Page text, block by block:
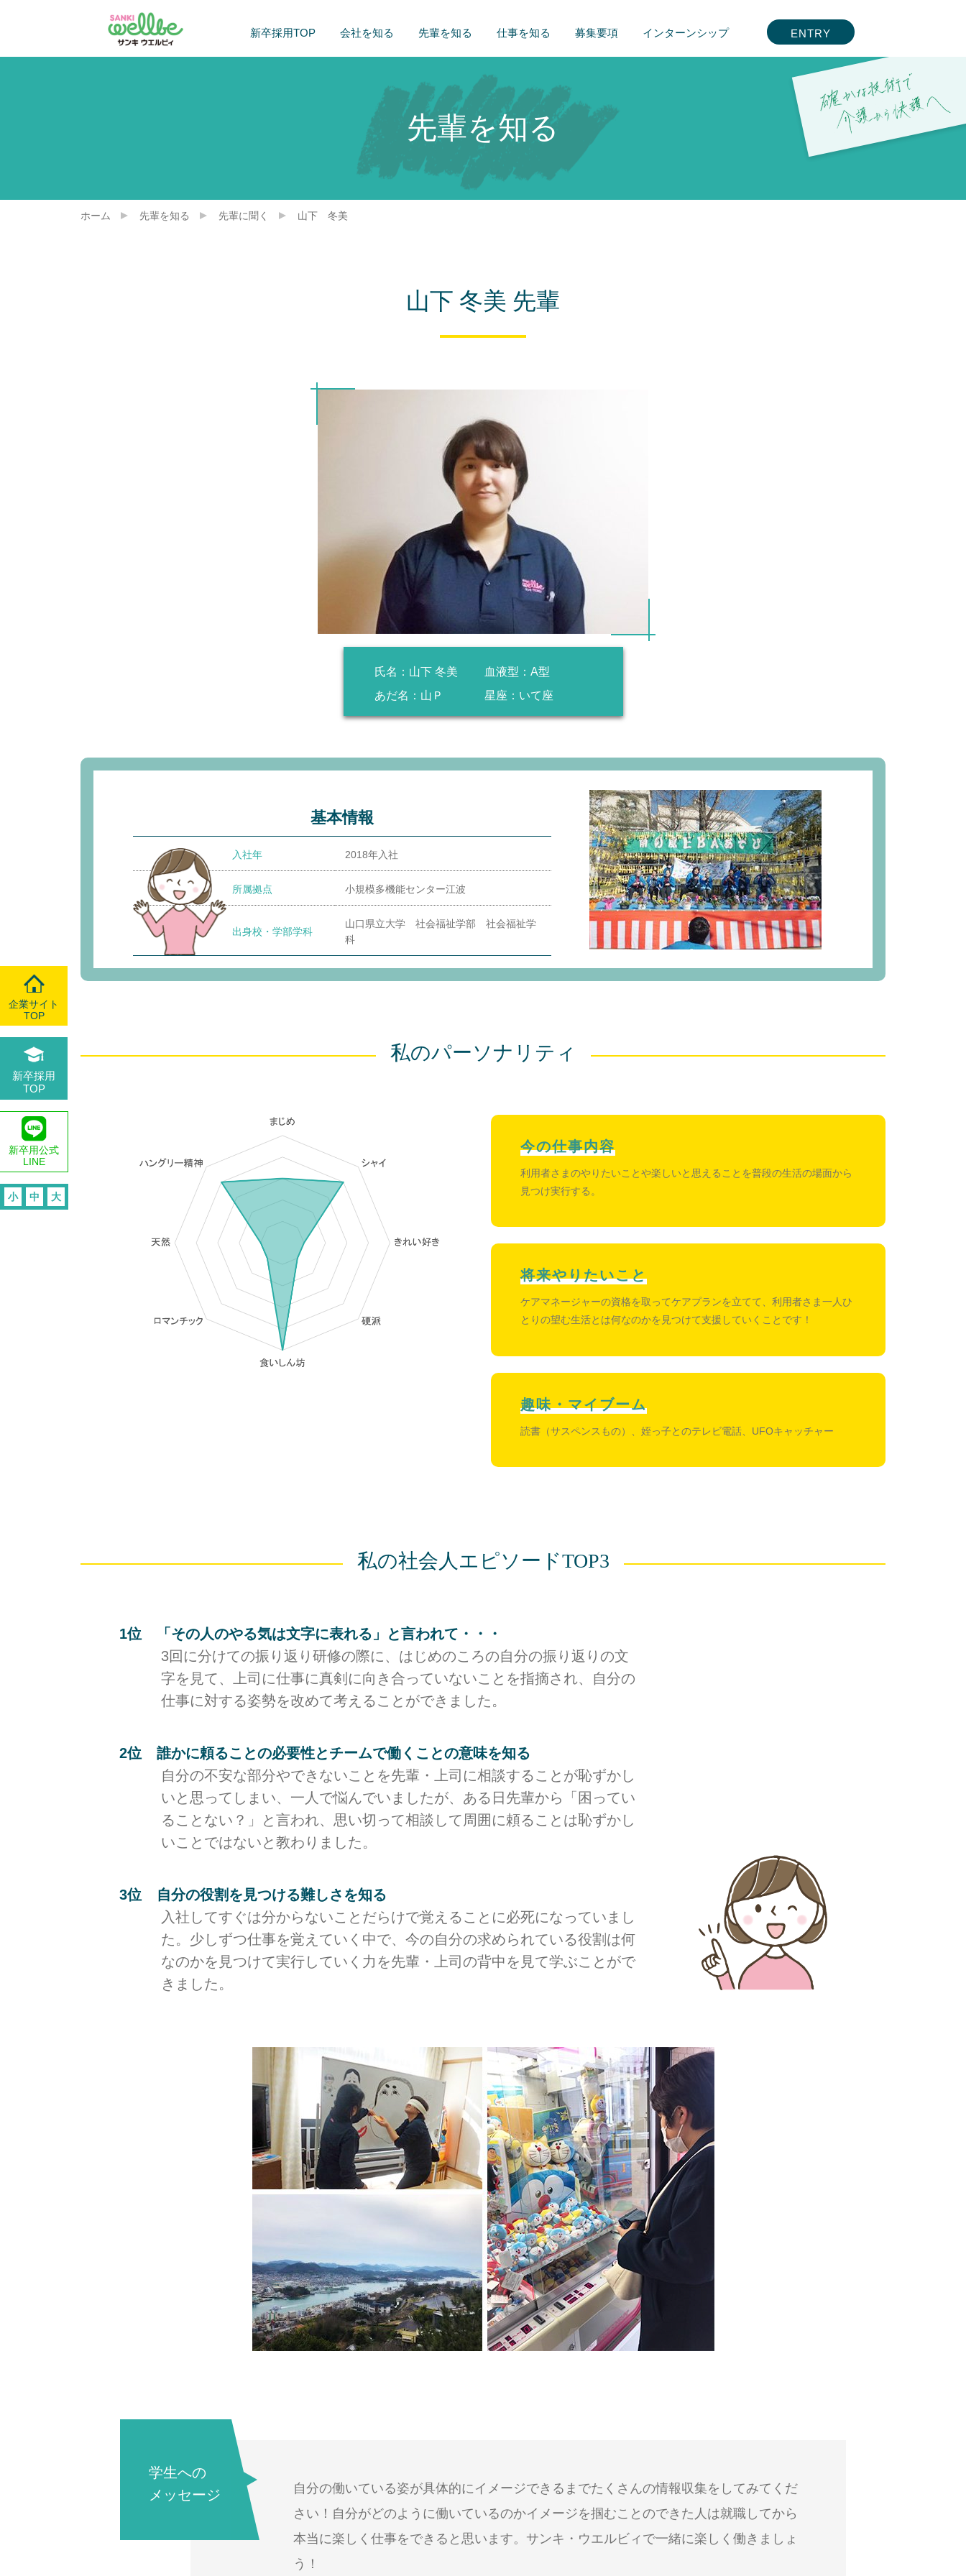
新卒採用TOP 会社を知る 先輩を知る 仕事を知る 募集要項 インターンシップ ENTRY
企業サイト
TOP
新卒採用
TOP
新卒用公式
LINE
小 中 大
先輩を知る
ホーム 先輩を知る 先輩に聞く 山下 冬美
山下 冬美 先輩
氏名： 山下 冬美 血液型： A型
あだ名： 山Ｐ 星座： いて座
基本情報
入社年 2018年入社
所属拠点 小規模多機能センター江波
出身校・学部学科
山口県立大学 社会福祉学部 社会福祉学
科
私のパーソナリティ
今の仕事内容
利用者さまのやりたいことや楽しいと思えることを普段の生活の場面から
見つけ実行する。
将来やりたいこと
ケアマネージャーの資格を取ってケアプランを立てて、利用者さま一人ひ
とりの望む生活とは何なのかを見つけて支援していくことです！
趣味・マイブーム
読書（サスペンスもの）、姪っ子とのテレビ電話、UFOキャッチャー
私の社会人エピソードTOP3
「その人のやる気は文字に表れる」と言われて・・・
3回に分けての振り返り研修の際に、はじめのころの自分の振り返りの文
字を見て、上司に仕事に真剣に向き合っていないことを指摘され、自分の
仕事に対する姿勢を改めて考えることができました。
誰かに頼ることの必要性とチームで働くことの意味を知る
自分の不安な部分やできないことを先輩・上司に相談することが恥ずかし
いと思ってしまい、一人で悩んでいましたが、ある日先輩から「困ってい
ることない？」と言われ、思い切って相談して周囲に頼ることは恥ずかし
いことではないと教わりました。
自分の役割を見つける難しさを知る
入社してすぐは分からないことだらけで覚えることに必死になっていまし
た。少しずつ仕事を覚えていく中で、今の自分の求められている役割は何
なのかを見つけて実行していく力を先輩・上司の背中を見て学ぶことがで
きました。
学生への
メッセージ
自分の働いている姿が具体的にイメージできるまでたくさんの情報収集をしてみてくだ
さい！自分がどのように働いているのかイメージを掴むことのできた人は就職してから
本当に楽しく仕事をできると思います。サンキ・ウエルビィで一緒に楽しく働きましょ
う！